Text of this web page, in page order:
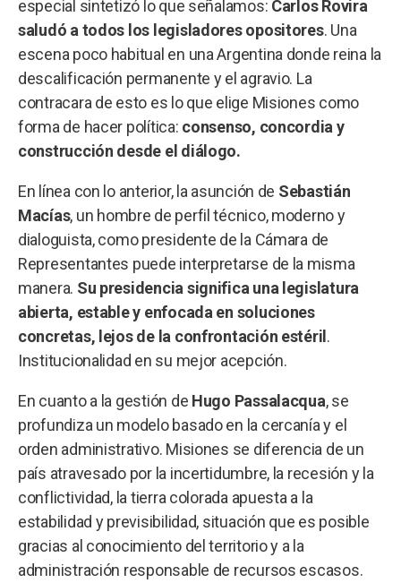
especial sintetizó lo que señalamos: Carlos Rovira
saludó a todos los legisladores opositores. Una
escena poco habitual en una Argentina donde reina la
descalificación permanente y el agravio. La
contracara de esto es lo que elige Misiones como
forma de hacer política: consenso, concordia y
construcción desde el diálogo.
En línea con lo anterior, la asunción de Sebastián
Macías, un hombre de perfil técnico, moderno y
dialoguista, como presidente de la Cámara de
Representantes puede interpretarse de la misma
manera. Su presidencia significa una legislatura
abierta, estable y enfocada en soluciones
concretas, lejos de la confrontación estéril .
Institucionalidad en su mejor acepción.
En cuanto a la gestión de Hugo Passalacqua, se
profundiza un modelo basado en la cercanía y el
orden administrativo. Misiones se diferencia de un
país atravesado por la incertidumbre, la recesión y la
conflictividad, la tierra colorada apuesta a la
estabilidad y previsibilidad, situación que es posible
gracias al conocimiento del territorio y a la
administración responsable de recursos escasos.